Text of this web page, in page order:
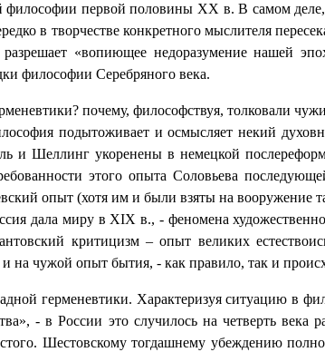
философии первой половины ХХ в. В самом
в творчестве конкретного мыслителя
«вопиющее недоразумение нашей
философии Серебряного века.
почему, философствуя, толковали
подытоживает и осмысляет некий
и Шеллинг укоренены в немецкой
этого опыта Соловьева
опыт (хотя им и были взяты на
дала миру в ХIХ в., - феномена
критицизм – опыт великих
на чужой опыт бытия, - как правило, так и
герменевтики. Характеризуя ситуацию
- в России это случилось на четверть
Шестовскому тогдашнему убеждению